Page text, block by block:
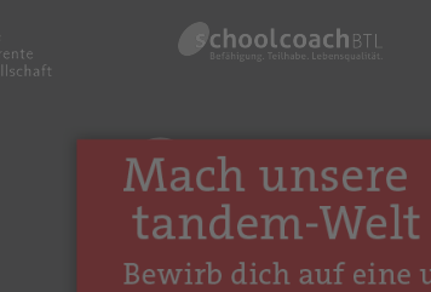
nach oben